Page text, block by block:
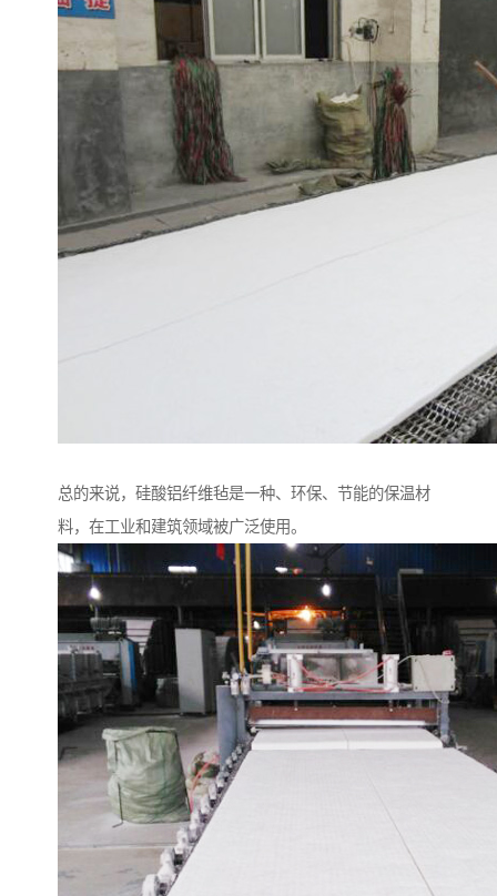
总的来说，硅酸铝纤维毡是一种、环保、节能的保温材
料，在工业和建筑领域被广泛使用。